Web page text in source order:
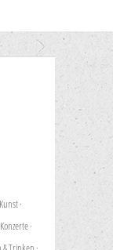
·
Konzerte·